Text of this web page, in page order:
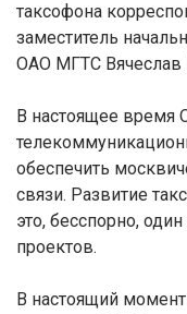
таксофона
заместитель
ОАО МГТС Вячеслав
В настоящее время
обеспечить
связи. Развитие
это, бесспорно,
проектов.
В настоящий